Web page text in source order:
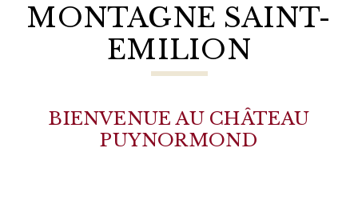
MONTAGNE SAINT-
EMILION
BIENVENUE AU CHÂTEAU
PUYNORMOND